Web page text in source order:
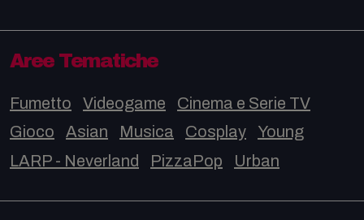
Aree Tematiche
Fumetto Videogame
Cinema e Serie TV
Gioco
Asian Musica Cosplay
Young
LARP - Neverland
PizzaPop Urban